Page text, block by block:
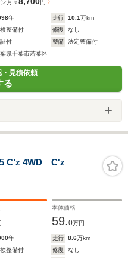
月々 円
年 走行 10.1万km
整備付 修復
なし
付 整備
法定整備付
県千葉市若葉区
見積依頼
る
C’z 4WD C'z
本体価格
59.0万円
年 走行 8.6万km
整備付 修復
なし